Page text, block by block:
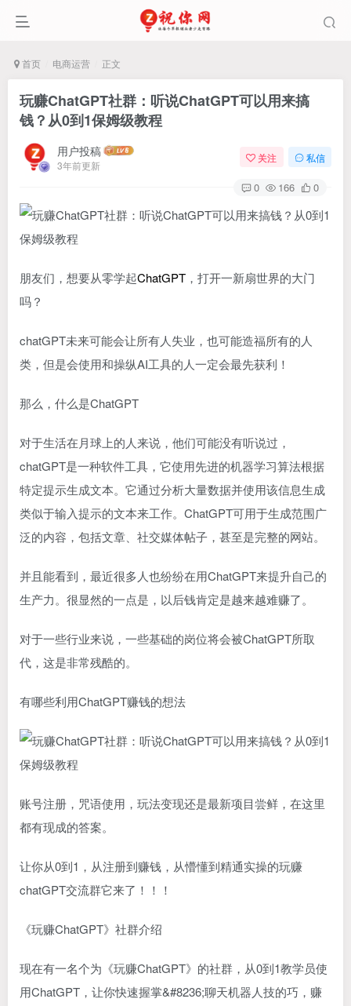
首页 电商运营 正文
玩赚ChatGPT社群：听说ChatGPT可以用来搞
钱？从0到1保姆级教程
用户投稿
3年前更新
关注 私信
0 166 0
朋友们，想要从零学起ChatGPT ，打开一新扇世界的大门
吗？
chatGPT未来可能会让所有人失业，也可能造福所有的人
类，但是会使用和操纵AI工具的人一定会最先获利！
那么，什么是ChatGPT
对于生活在月球上的人来说，他们可能没有听说过，
chatGPT是一种软件工具，它使用先进的机器学习算法根据
特定提示生成文本。它通过分析大量数据并使用该信息生成
类似于输入提示的文本来工作。ChatGPT可用于生成范围广
泛的内容，包括文章、社交媒体帖子，甚至是完整的网站。
并且能看到，最近很多人也纷纷在用ChatGPT来提升自己的
生产力。很显然的一点是，以后钱肯定是越来越难赚了。
对于一些行业来说，一些基础的岗位将会被ChatGPT所取
代，这是非常残酷的。
有哪些利用ChatGPT赚钱的想法
账号注册，咒语使用，玩法变现还是最新项目尝鲜，在这里
都有现成的答案。
让你从0到1，从注册到赚钱，从懵懂到精通实操的玩赚
chatGPT交流群它来了！！！
《玩赚ChatGPT》社群介绍
现在有一名个为《玩赚ChatGPT》的社群，从0到1教学员使
用ChatGPT，让你快速握掌&#8236;聊天机器人技的巧，赚